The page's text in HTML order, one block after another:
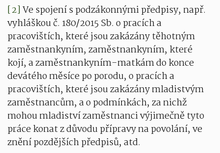
[2]Ve spojení s podzákonnými předpisy, např.
vyhláškou č. 180/2015 Sb. o pracích a
pracovištích, které jsou zakázány těhotným
zaměstnankyním, zaměstnankyním, které
kojí, a zaměstnankyním-matkám do konce
devátého měsíce po porodu, o pracích a
pracovištích, které jsou zakázány mladistvým
zaměstnancům, a o podmínkách, za nichž
mohou mladiství zaměstnanci výjimečně tyto
práce konat z důvodu přípravy na povolání, ve
znění pozdějších předpisů, atd.